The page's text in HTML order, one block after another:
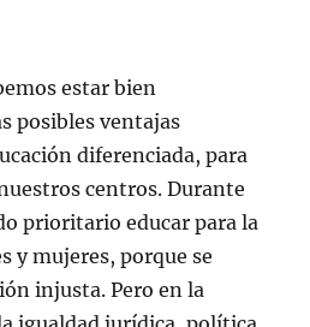
estar bien
posibles ventajas
diferenciada, para
centros. Durante
prioritario educar para la
y mujeres, porque se
injusta. Pero en la